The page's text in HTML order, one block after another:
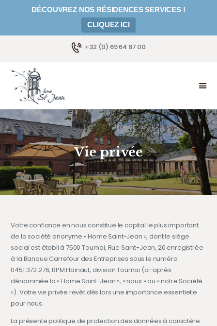
DÉCOUVREZ NOS RÉSIDENCES SERVICES !
CLIQUEZ ICI
+32 (0) 69 64 67 00
Vie privée
NOTRE APPROCHE
TARIFS
GALERIE
RÉSIDENCES SERVICES
ACTUALITÉS
EMPLOI
NOUS CONTACTER
Votre confiance en nous constitue le capital le plus important
de la société anonyme « Home Saint-Jean », dont le siège
social est établi à 7500 Tournai, Rue Saint-Jean, 20 enregistrée
à la Banque Carrefour des Entreprises sous le numéro
0451.372.276, RPM Hainaut, division Tournai (ci-après
dénommée la « Home Saint-Jean », « nous » ou « notre Société
»). Votre vie privée revêt dès lors une importance essentielle
pour nous.
La présente politique de protection des données à caractère